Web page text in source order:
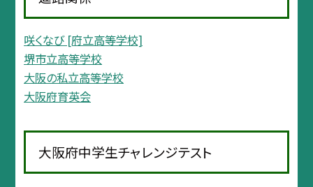
咲くなび [府立高等学校]
堺市立高等学校
大阪の私立高等学校
大阪府育英会
大阪府中学生チャレンジテスト